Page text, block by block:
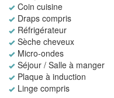
Coin cuisine
Draps compris
Réfrigérateur
Sèche cheveux
Micro-ondes
Séjour / Salle à manger
Plaque à induction
Linge compris